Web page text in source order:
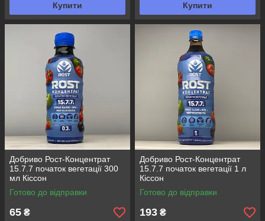
Купити Купити
Добриво Рост-Концентрат
15.7.7 початок вегетації 300
мл Кіссон
Готово до відправки
65 ₴
Добриво Рост-Концентрат
15.7.7 початок вегетації 1 л
Кіссон
Готово до відправки
193 ₴